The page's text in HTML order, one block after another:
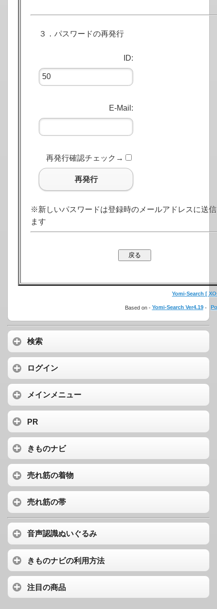
３．パスワードの再発行
ID:
E-Mail:
再発行確認チェック→
再発行
※新しいパスワードは登録時のメールアドレスに送
ます
Yomi-Search [
Based on - Yomi-Search Ver4.19-
検索
ログイン
メインメニュー
PR
きものナビ
売れ筋の着物
売れ筋の帯
音声認識ぬいぐるみ
きものナビの利用方法
注目の商品